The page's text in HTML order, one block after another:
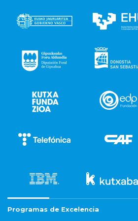
Programas de Excelencia